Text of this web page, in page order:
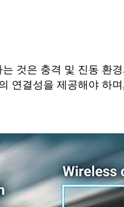
것은 충격 및 진동 환
연결성을 제공해야 하